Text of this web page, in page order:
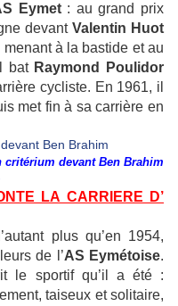
Eymet: au grand prix
devant Valentin Huot
à la bastide et au
bat Raymond Poulidor
cycliste. En 1961, il
met fin à sa carrière en
critérium devant Ben Brahim
LA CARRIERE D’
plus qu’en 1954,
de l’AS Eymétoise.
le sportif qu’il a été :
taiseux et solitaire,